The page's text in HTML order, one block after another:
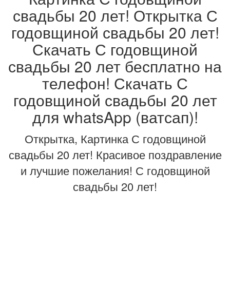
свадьбы 20 лет! Открытка С
годовщиной свадьбы 20 лет!
Скачать С годовщиной
свадьбы 20 лет бесплатно на
телефон! Скачать С
годовщиной свадьбы 20 лет
для whatsApp (ватсап)!
Открытка, Картинка С годовщиной
свадьбы 20 лет! Красивое поздравление
и лучшие пожелания! С годовщиной
свадьбы 20 лет!